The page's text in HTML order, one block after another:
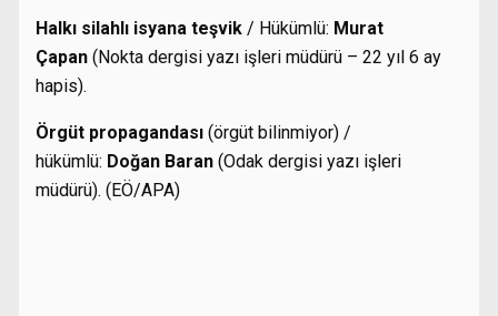
Halkı silahlı isyana teşvik / Hükümlü: Murat
Çapan (Nokta dergisi yazı işleri müdürü – 22 yıl 6 ay
hapis).
Örgüt propagandası (örgüt bilinmiyor) /
hükümlü: Doğan Baran (Odak dergisi yazı işleri
müdürü). (EÖ/APA)